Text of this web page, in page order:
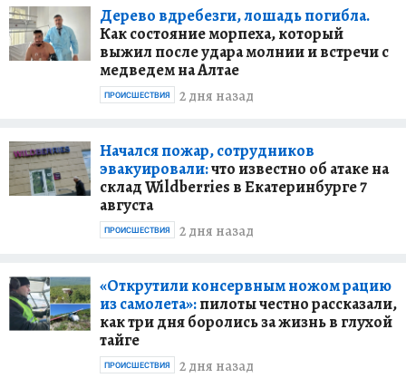
Дерево вдребезги, лошадь погибла.
Как состояние морпеха, который
выжил после удара молнии и встречи с
медведем на Алтае
2 дня назад
ПРОИСШЕСТВИЯ
Начался пожар, сотрудников
эвакуировали:что известно об атаке на
склад Wildberries в Екатеринбурге 7
августа
2 дня назад
ПРОИСШЕСТВИЯ
«Открутили консервным ножом рацию
из самолета»:пилоты честно рассказали,
как три дня боролись за жизнь в глухой
тайге
2 дня назад
ПРОИСШЕСТВИЯ